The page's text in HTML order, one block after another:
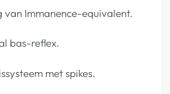
van Immanence-equivalent.
bas-reflex.
met spikes.